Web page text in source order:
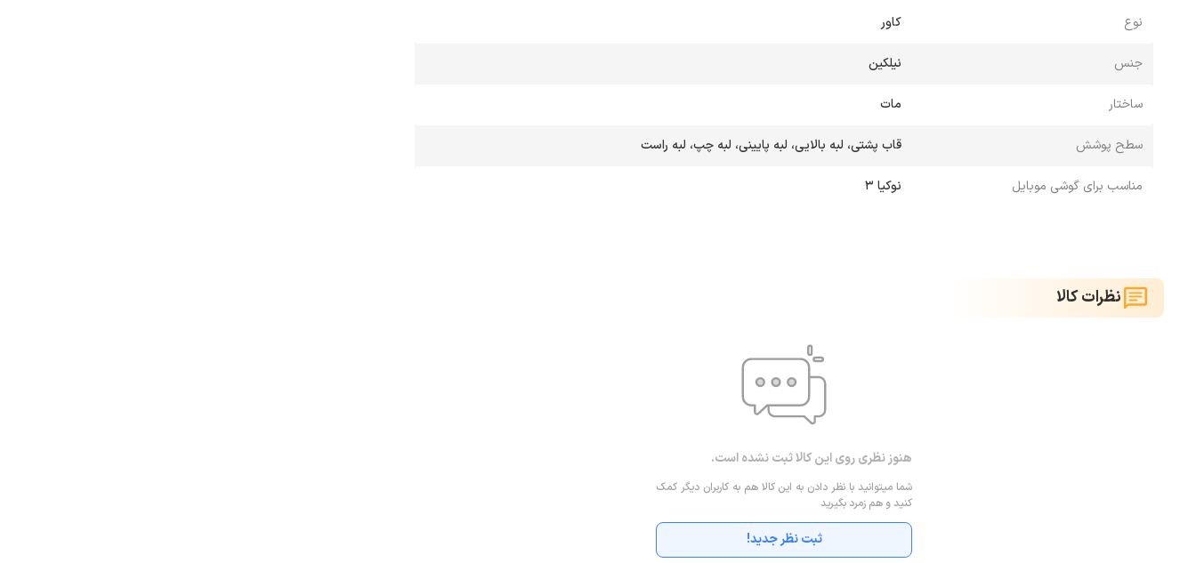
نوع کاور
جنس نیلکین
ساختار مات
سطح پوشش قاب پشتی، لبه بالایی، لبه پایینی، لبه چپ، لبه راست
مناسب برای گوشی موبایل نوکیا 3
نظرات کالا
هنوز نظری روی این کالا ثبت نشده است.
شما میتوانید با نظر دادن به این کالا هم به کاربران دیگر کمک
کنید و هم زمرد بگیرید
ثبت نظر جدید!